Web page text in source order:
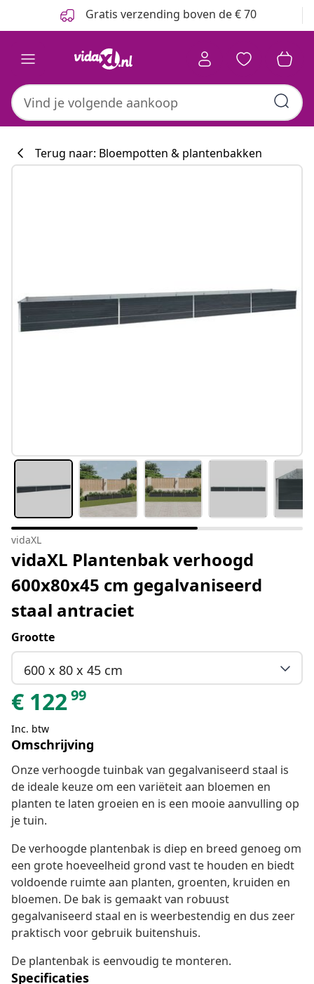
Gratis verzending boven de € 70
Terug naar: Bloempotten & plantenbakken
vidaXL
vidaXL Plantenbak verhoogd
600x80x45 cm gegalvaniseerd
staal antraciet
Grootte
600 x 80 x 45 cm
€ 12299
Inc. btw
Omschrijving
Onze verhoogde tuinbak van gegalvaniseerd staal is
de ideale keuze om een variëteit aan bloemen en
planten te laten groeien en is een mooie aanvulling op
je tuin.
De verhoogde plantenbak is diep en breed genoeg om
een grote hoeveelheid grond vast te houden en biedt
voldoende ruimte aan planten, groenten, kruiden en
bloemen. De bak is gemaakt van robuust
gegalvaniseerd staal en is weerbestendig en dus zeer
praktisch voor gebruik buitenshuis.
De plantenbak is eenvoudig te monteren.
Specificaties